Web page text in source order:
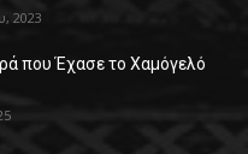
2023
που Έχασε το Χαμόγελό